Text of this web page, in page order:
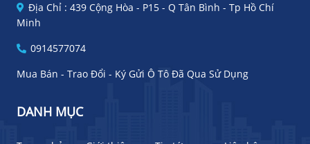
Địa Chỉ : 439 Cộng Hòa - P15 - Q Tân Bình - Tp Hồ Chí
Minh
0914577074
Mua Bán - Trao Đổi - Ký Gửi Ô Tô Đã Qua Sử Dụng
DANH MỤC